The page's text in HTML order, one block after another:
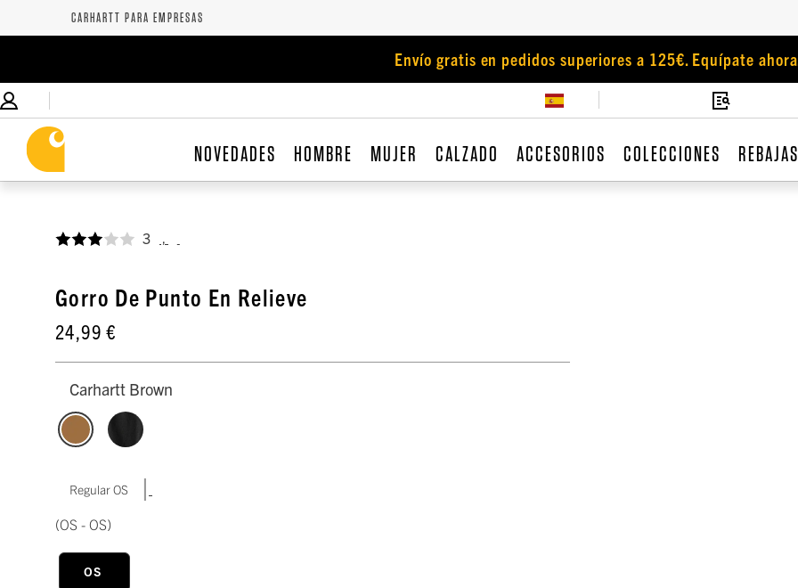
CARHARTT PARA EMPRESAS
Envío gratis en pedidos superiores a 125€. Equípate
NOVEDADES HOMBRE MUJER CALZADO ACCESORIOS COLECCIONES
3
Gorro De Punto En Relieve
24,99 €
Carhartt Brown
Regular OS |
(OS - OS)
OS